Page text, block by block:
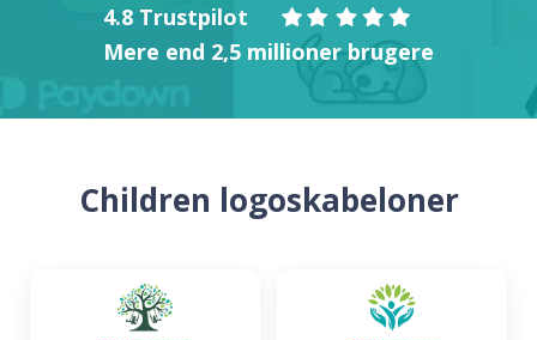
4.8 Trustpilot
Mere end 2,5 millioner brugere
Children logoskabeloner